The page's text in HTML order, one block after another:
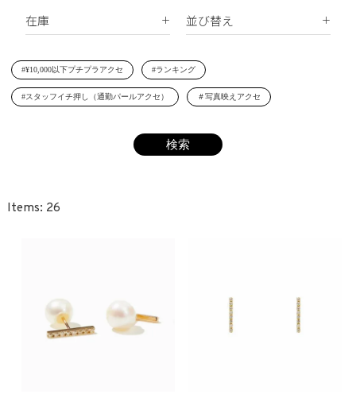
リング
ヘアアクセサリー
イニシャル
シェルパール ジルコニア
在庫
在庫あり
受注生産
並び替え
価格が安い順
価格が高い順
レビュー順
#¥10,000以下プチプラアクセ #ランキング
#スタッフイチ押し（通勤パールアクセ） ＃写真映えアクセ
26